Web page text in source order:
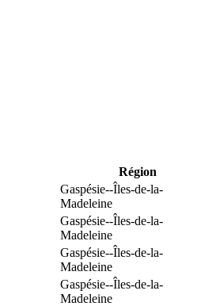
Région
Gaspésie--Îles-de-la-
Madeleine
Gaspésie--Îles-de-la-
Madeleine
Gaspésie--Îles-de-la-
Madeleine
Gaspésie--Îles-de-la-
Madeleine